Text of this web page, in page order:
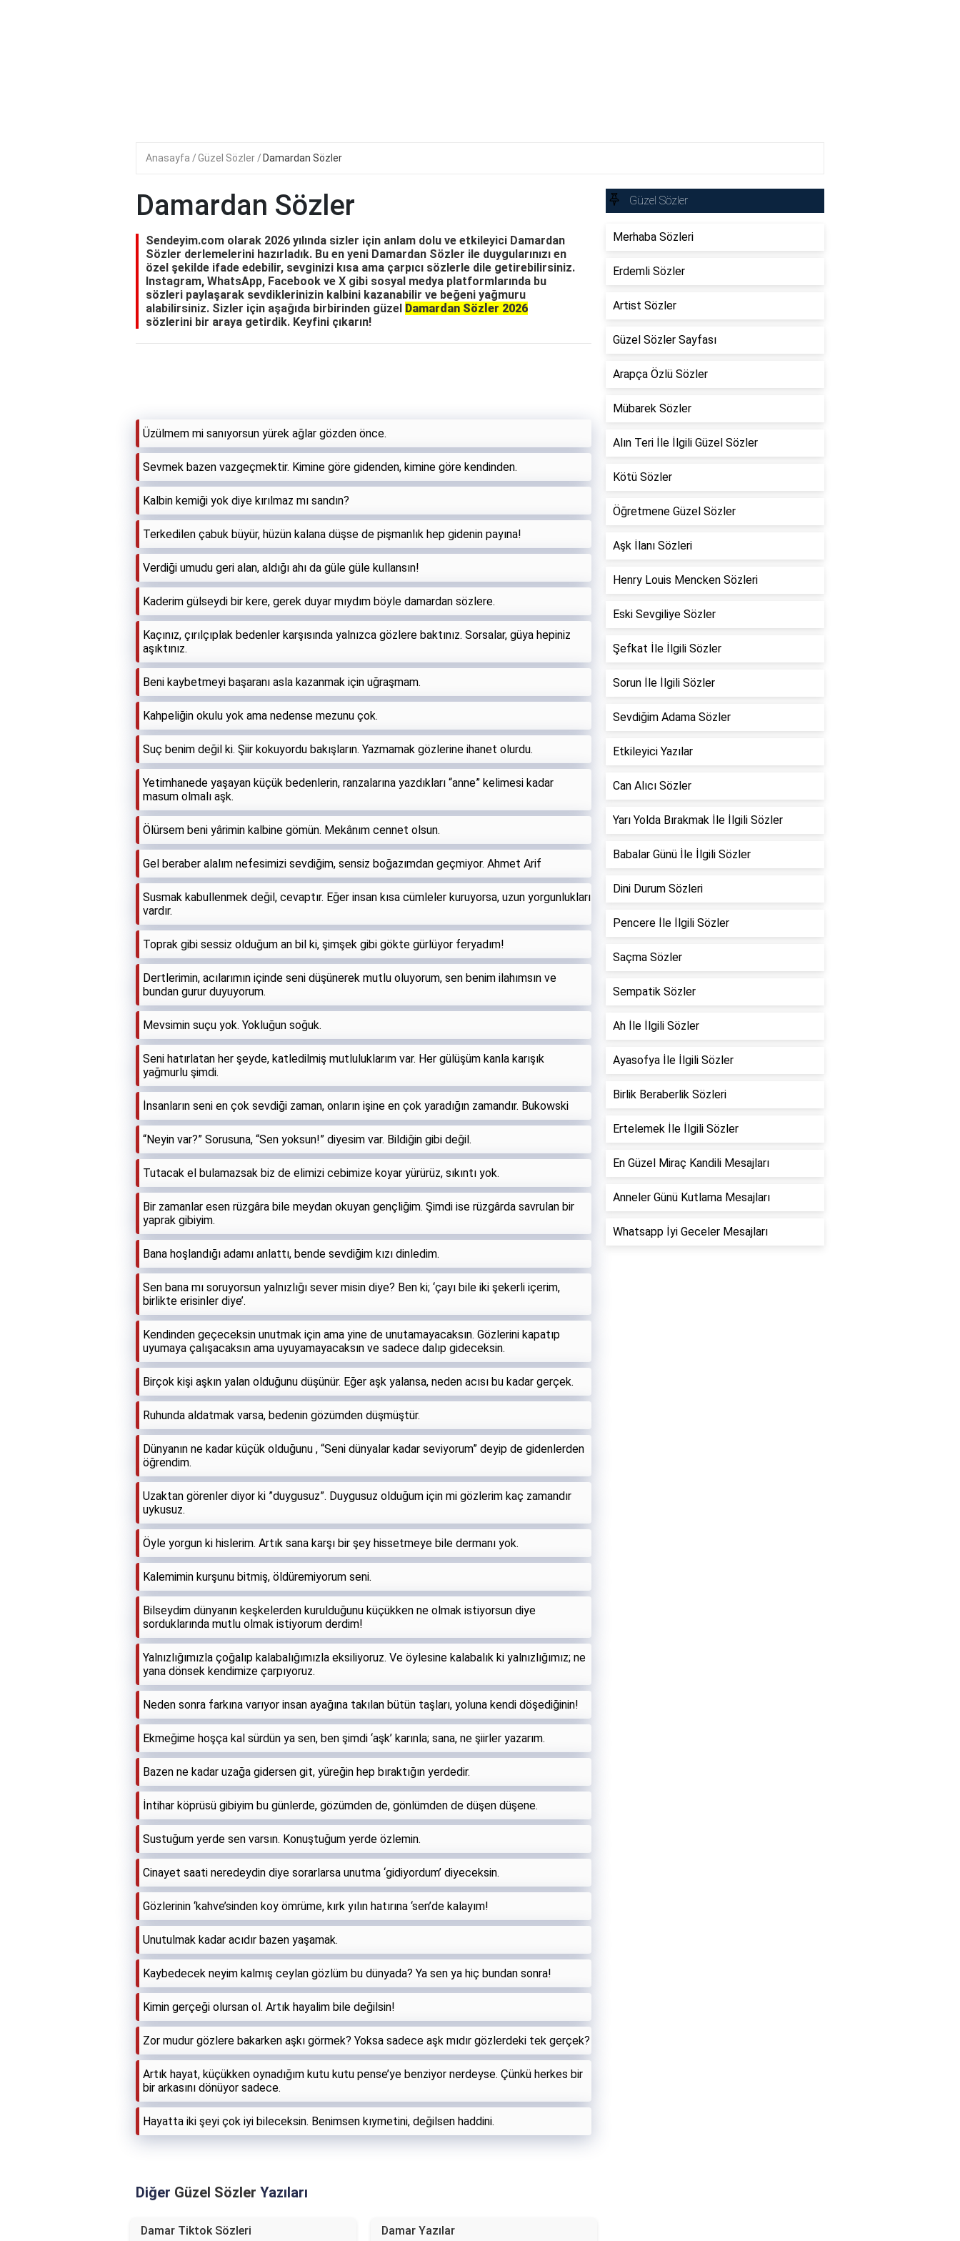
Anasayfa Güzel Sözler Damardan Sözler
Damardan Sözler
Sendeyim.com olarak 2026 yılında sizler için anlam dolu ve etkileyici Damardan
Sözler derlemelerini hazırladık. Bu en yeni Damardan Sözler ile duygularınızı en
özel şekilde ifade edebilir, sevginizi kısa ama çarpıcı sözlerle dile getirebilirsiniz.
Instagram, WhatsApp, Facebook ve X gibi sosyal medya platformlarında bu
sözleri paylaşarak sevdiklerinizin kalbini kazanabilir ve beğeni yağmuru
alabilirsiniz. Sizler için aşağıda birbirinden güzel Damardan Sözler 2026
sözlerini bir araya getirdik. Keyfini çıkarın!
Üzülmem mi sanıyorsun yürek ağlar gözden önce.
Sevmek bazen vazgeçmektir. Kimine göre gidenden, kimine göre kendinden.
Kalbin kemiği yok diye kırılmaz mı sandın?
Terkedilen çabuk büyür, hüzün kalana düşse de pişmanlık hep gidenin payına!
Verdiği umudu geri alan, aldığı ahı da güle güle kullansın!
Kaderim gülseydi bir kere, gerek duyar mıydım böyle damardan sözlere.
Kaçınız, çırılçıplak bedenler karşısında yalnızca gözlere baktınız. Sorsalar, güya hepiniz
aşıktınız.
Beni kaybetmeyi başaranı asla kazanmak için uğraşmam.
Kahpeliğin okulu yok ama nedense mezunu çok.
Suç benim değil ki. Şiir kokuyordu bakışların. Yazmamak gözlerine ihanet olurdu.
Yetimhanede yaşayan küçük bedenlerin, ranzalarına yazdıkları “anne” kelimesi kadar
masum olmalı aşk.
Ölürsem beni yârimin kalbine gömün. Mekânım cennet olsun.
Gel beraber alalım nefesimizi sevdiğim, sensiz boğazımdan geçmiyor. Ahmet Arif
Susmak kabullenmek değil, cevaptır. Eğer insan kısa cümleler kuruyorsa, uzun yorgunlukları
vardır.
Toprak gibi sessiz olduğum an bil ki, şimşek gibi gökte gürlüyor feryadım!
Dertlerimin, acılarımın içinde seni düşünerek mutlu oluyorum, sen benim ilahımsın ve
bundan gurur duyuyorum.
Mevsimin suçu yok. Yokluğun soğuk.
Seni hatırlatan her şeyde, katledilmiş mutluluklarım var. Her gülüşüm kanla karışık
yağmurlu şimdi.
İnsanların seni en çok sevdiği zaman, onların işine en çok yaradığın zamandır. Bukowski
“Neyin var?” Sorusuna, “Sen yoksun!” diyesim var. Bildiğin gibi değil.
Tutacak el bulamazsak biz de elimizi cebimize koyar yürürüz, sıkıntı yok.
Bir zamanlar esen rüzgâra bile meydan okuyan gençliğim. Şimdi ise rüzgârda savrulan bir
yaprak gibiyim.
Bana hoşlandığı adamı anlattı, bende sevdiğim kızı dinledim.
Sen bana mı soruyorsun yalnızlığı sever misin diye? Ben ki; ‘çayı bile iki şekerli içerim,
birlikte erisinler diye’.
Kendinden geçeceksin unutmak için ama yine de unutamayacaksın. Gözlerini kapatıp
uyumaya çalışacaksın ama uyuyamayacaksın ve sadece dalıp gideceksin.
Birçok kişi aşkın yalan olduğunu düşünür. Eğer aşk yalansa, neden acısı bu kadar gerçek.
Ruhunda aldatmak varsa, bedenin gözümden düşmüştür.
Dünyanın ne kadar küçük olduğunu , “Seni dünyalar kadar seviyorum” deyip de gidenlerden
öğrendim.
Uzaktan görenler diyor ki ”duygusuz”. Duygusuz olduğum için mi gözlerim kaç zamandır
uykusuz.
Öyle yorgun ki hislerim. Artık sana karşı bir şey hissetmeye bile dermanı yok.
Kalemimin kurşunu bitmiş, öldüremiyorum seni.
Bilseydim dünyanın keşkelerden kurulduğunu küçükken ne olmak istiyorsun diye
sorduklarında mutlu olmak istiyorum derdim!
Yalnızlığımızla çoğalıp kalabalığımızla eksiliyoruz. Ve öylesine kalabalık ki yalnızlığımız; ne
yana dönsek kendimize çarpıyoruz.
Neden sonra farkına varıyor insan ayağına takılan bütün taşları, yoluna kendi döşediğinin!
Ekmeğime hoşça kal sürdün ya sen, ben şimdi ‘aşk’ karınla; sana, ne şiirler yazarım.
Bazen ne kadar uzağa gidersen git, yüreğin hep bıraktığın yerdedir.
İntihar köprüsü gibiyim bu günlerde, gözümden de, gönlümden de düşen düşene.
Sustuğum yerde sen varsın. Konuştuğum yerde özlemin.
Cinayet saati neredeydin diye sorarlarsa unutma ‘gidiyordum’ diyeceksin.
Gözlerinin ‘kahve’sinden koy ömrüme, kırk yılın hatırına ‘sen’de kalayım!
Unutulmak kadar acıdır bazen yaşamak.
Kaybedecek neyim kalmış ceylan gözlüm bu dünyada? Ya sen ya hiç bundan sonra!
Kimin gerçeği olursan ol. Artık hayalim bile değilsin!
Zor mudur gözlere bakarken aşkı görmek? Yoksa sadece aşk mıdır gözlerdeki tek gerçek?
Artık hayat, küçükken oynadığım kutu kutu pense’ye benziyor nerdeyse. Çünkü herkes bir
bir arkasını dönüyor sadece.
Hayatta iki şeyi çok iyi bileceksin. Benimsen kıymetini, değilsen haddini.
Diğer Güzel Sözler Yazıları
Damar Tiktok Sözleri Damar Yazılar
Güzel Sözler
Merhaba Sözleri
Erdemli Sözler
Artist Sözler
Güzel Sözler Sayfası
Arapça Özlü Sözler
Mübarek Sözler
Alın Teri İle İlgili Güzel Sözler
Kötü Sözler
Öğretmene Güzel Sözler
Aşk İlanı Sözleri
Henry Louis Mencken Sözleri
Eski Sevgiliye Sözler
Şefkat İle İlgili Sözler
Sorun İle İlgili Sözler
Sevdiğim Adama Sözler
Etkileyici Yazılar
Can Alıcı Sözler
Yarı Yolda Bırakmak İle İlgili Sözler
Babalar Günü İle İlgili Sözler
Dini Durum Sözleri
Pencere İle İlgili Sözler
Saçma Sözler
Sempatik Sözler
Ah İle İlgili Sözler
Ayasofya İle İlgili Sözler
Birlik Beraberlik Sözleri
Ertelemek İle İlgili Sözler
En Güzel Miraç Kandili Mesajları
Anneler Günü Kutlama Mesajları
Whatsapp İyi Geceler Mesajları